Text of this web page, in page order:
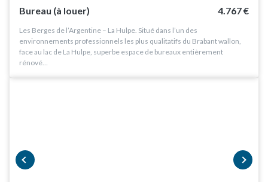
Bureau (à louer) 4.767 €
Les Berges de l’Argentine – La Hulpe. Situé dans l’un des
environnements professionnels les plus qualitatifs du Brabant wallon,
face au lac de La Hulpe, superbe espace de bureaux entièrement
rénové…